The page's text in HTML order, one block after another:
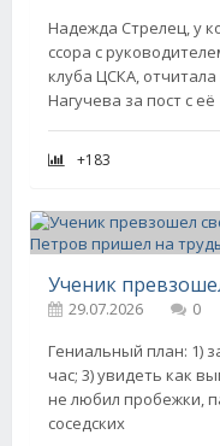
Надежда Стрелец, у
ссора с
клуба ЦСКА,
Нагучева за пост с её
+183
29.07.2026
0
Гениальный план: 1)
час; 3) увидеть как
не любил пробежки,
соседских